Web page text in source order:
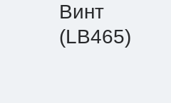
Винт
(LB465)